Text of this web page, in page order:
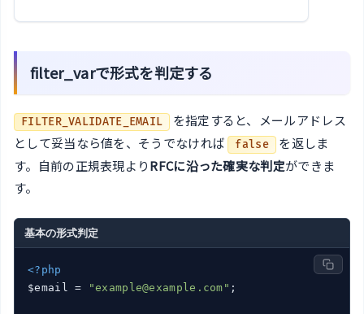
filter_varで形式を判定する
FILTER_VALIDATE_EMAIL
を指定すると、メールアドレス
として妥当なら値を、そうでなければ false を返しま
す。自前の正規表現よりRFCに沿った確実な判定ができま
す。
基本の形式判定
<?php
$email =
"example@example.com" ;